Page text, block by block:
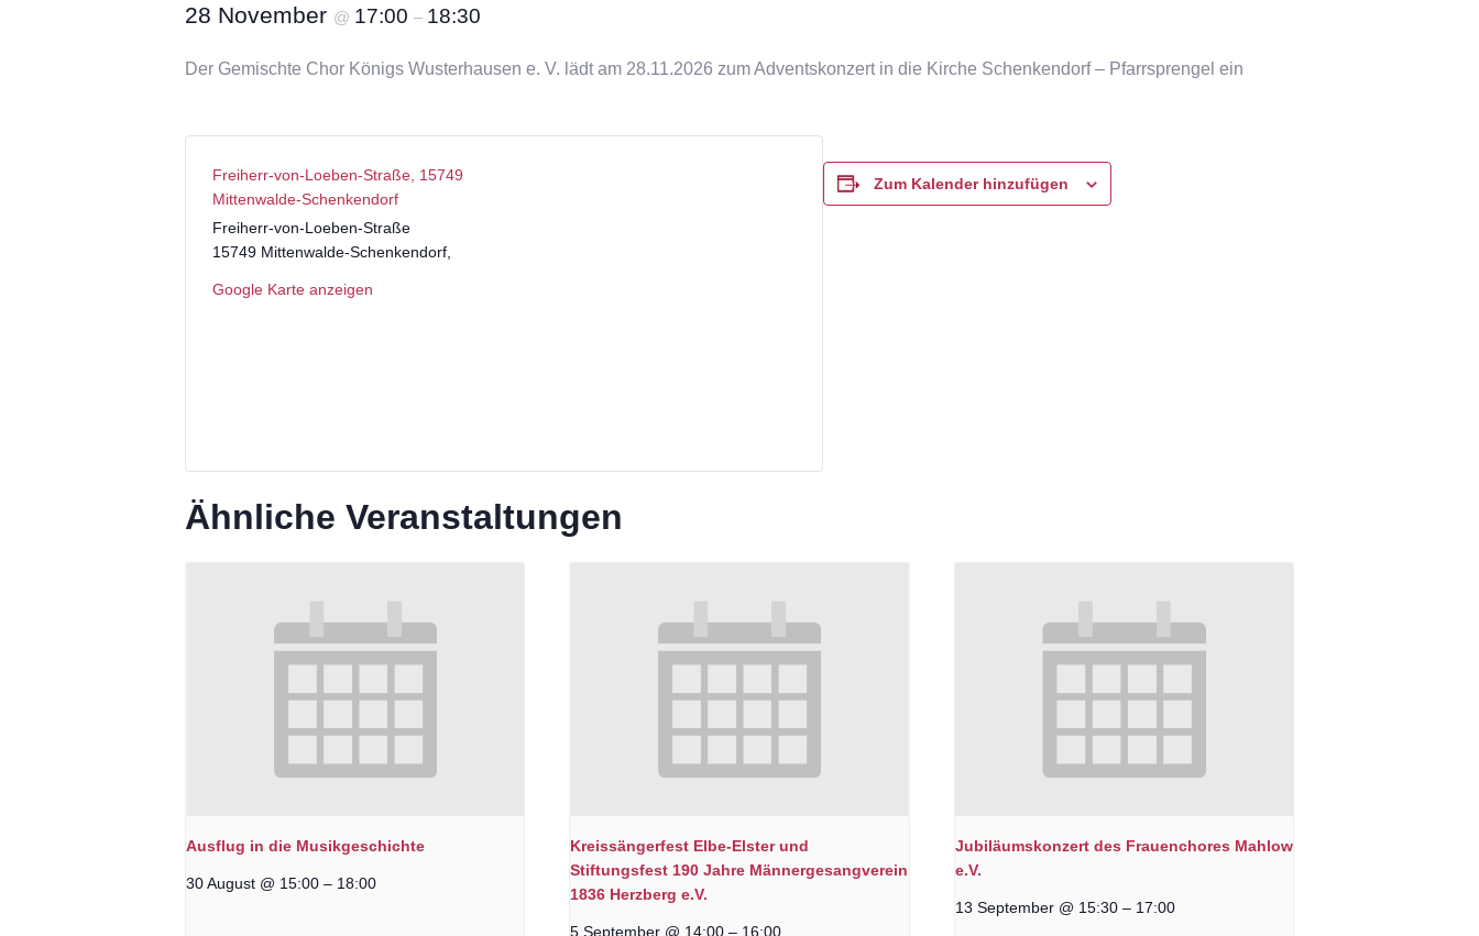
28 November @ 17:00 – 18:30
Der Gemischte Chor Königs Wusterhausen e. V. lädt am 28.11.2026 zum Adventskonzert in die Kirche Schenkendorf – Pfarrsprengel ein
Freiherr-von-Loeben-Straße, 15749
Mittenwalde-Schenkendorf
Freiherr-von-Loeben-Straße
15749 Mittenwalde-Schenkendorf
Google Karte anzeigen
Zum Kalender hinzufügen
Ähnliche Veranstaltungen
Ausflug in die Musikgeschichte
30 August @ 15:00 – 18:00
Kreissängerfest Elbe-Elster und
Stiftungsfest 190 Jahre Männergesangverein
1836 Herzberg e.V.
5 September @ 14:00 – 16:00
Jubiläumskonzert des Frauenchores Mahlow
e.V.
13 September @ 15:30 – 17:00